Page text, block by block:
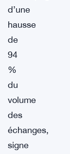
d’une
hausse
de
94
%
du
volume
des
échanges,
signe